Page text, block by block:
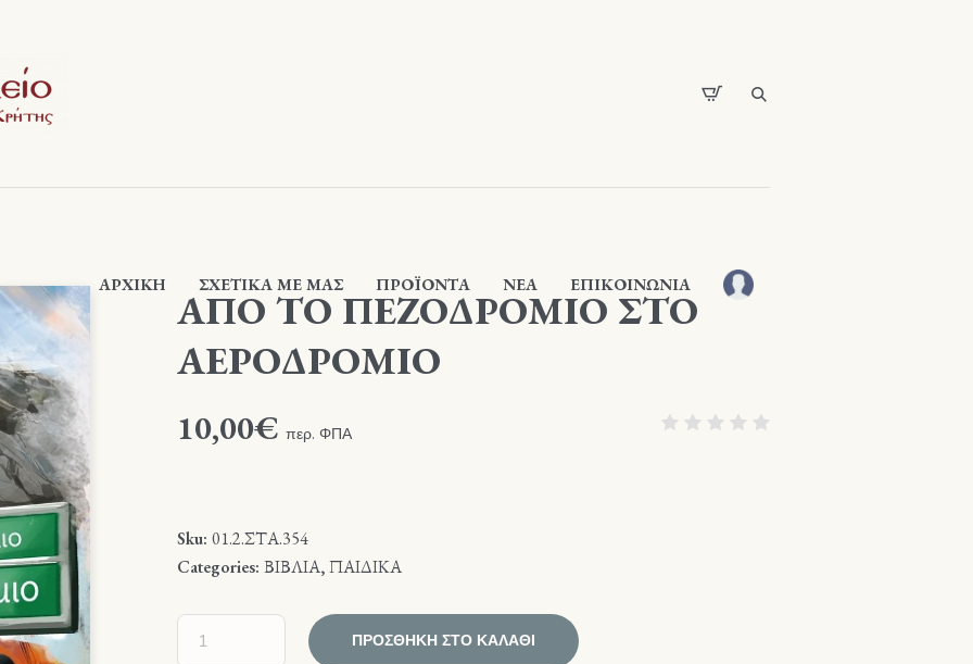
ΑΡΧΙΚΉ ΣΧΕΤΙΚΆ ΜΕ ΜΑΣ ΠΡΟΪΟΝΤΑ ΝΕΑ ΕΠΙΚΟΙΝΩΝΙΑ
ΑΠΟ ΤΟ ΠΕΖΟΔΡΟΜΙΟ ΣΤΟ
ΑΕΡΟΔΡΟΜΙΟ
10,00€ περ. ΦΠΑ
Sku:01.2.ΣΤΑ.354
Categories:ΒΙΒΛΙΑ,ΠΑΙΔΙΚΑ
ΠΡΟΣΘΉΚΗ ΣΤΟ ΚΑΛΆΘΙ